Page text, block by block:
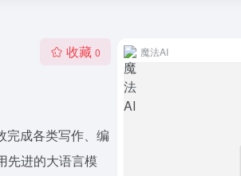
收藏 0
完成各类写作、编
先进的大语言模
魔法AI